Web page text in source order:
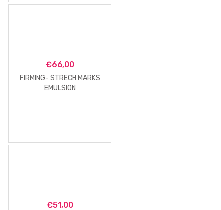
€66,00
FIRMING- STRECH MARKS
EMULSION
€51,00